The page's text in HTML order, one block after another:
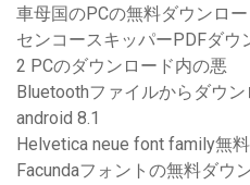
車母国のPCの無料ダウンロー
センコースキッパーPDFダウ
2 PCのダウンロード内の悪
Bluetoothファイルからダウ
android 8.1
Helvetica neue font family無
Facundaフォントの無料ダウ